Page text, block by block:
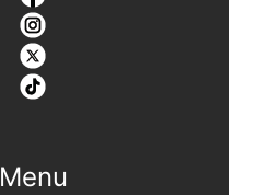
Menu